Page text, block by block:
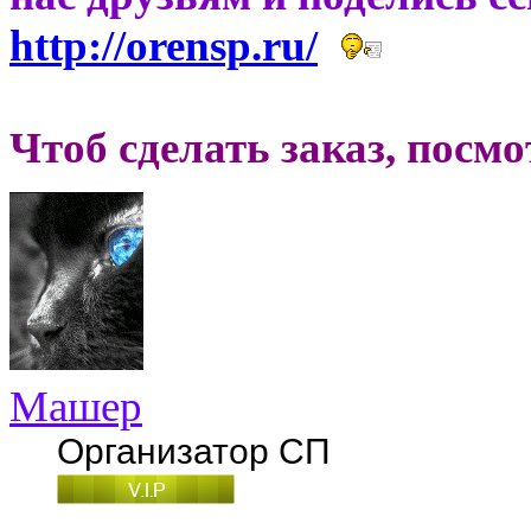
http://orensp.ru/
Чтоб сделать заказ,
Машер
Организатор СП